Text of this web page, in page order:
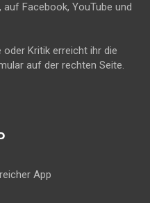
Facebook, YouTube und
Kritik erreicht ihr die
auf der rechten Seite.